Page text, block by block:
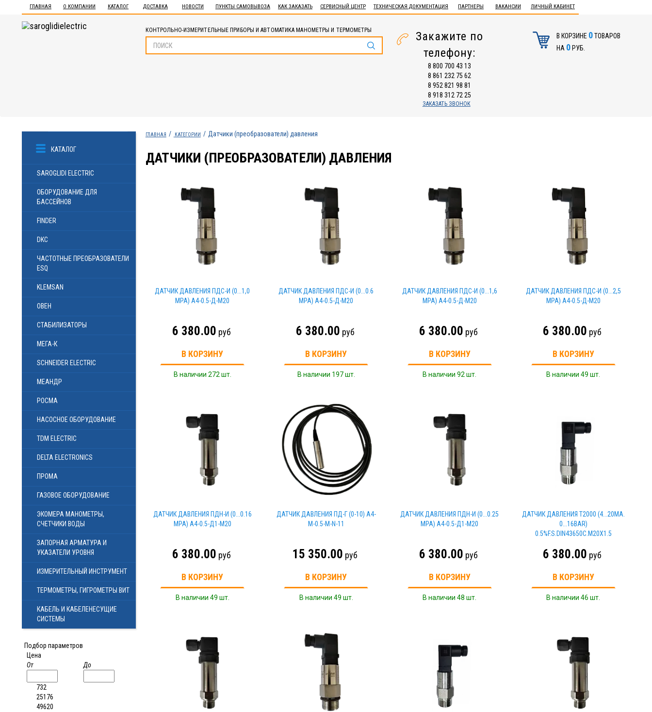
ГЛАВНАЯ О КОМПАНИИ КАТАЛОГ ДОСТАВКА НОВОСТИ ПУНКТЫ САМОВЫВОЗА КАК ЗАКАЗАТЬ СЕРВИСНЫЙ ЦЕНТР ТЕХНИЧЕСКАЯ ДОКУМЕНТАЦИЯ ПАРТНЕРЫ ВАКАНСИИ ЛИЧНЫЙ КАБИНЕТ
КОНТРОЛЬНО-ИЗМЕРИТЕЛЬНЫЕ ПРИБОРЫ И АВТОМАТИКА МАНОМЕТРЫ И ТЕРМОМЕТРЫ
Закажите по
телефону:
8 800 700 43 13
8 861 232 75 62
8 952 821 98 81
8 918 312 72 25
ЗАКАЗАТЬ ЗВОНОК
В КОРЗИНЕ 0ТОВАРОВ
НА 0РУБ.
КАТАЛОГ
SAROGLIDI ELECTRIC
ОБОРУДОВАНИЕ ДЛЯ
БАССЕЙНОВ
FINDER
DKC
ЧАСТОТНЫЕ ПРЕОБРАЗОВАТЕЛИ
ESQ
KLEMSAN
ОВЕН
СТАБИЛИЗАТОРЫ
МЕГА-К
SCHNEIDER ELECTRIC
МЕАНДР
РОСМА
НАСОСНОЕ ОБОРУДОВАНИЕ
TDM ELECTRIC
DELTA ELECTRONICS
ПРОМА
ГАЗОВОЕ ОБОРУДОВАНИЕ
ЭКОМЕРА МАНОМЕТРЫ,
СЧЕТЧИКИ ВОДЫ
ЗАПОРНАЯ АРМАТУРА И
УКАЗАТЕЛИ УРОВНЯ
ИЗМЕРИТЕЛЬНЫЙ ИНСТРУМЕНТ
ТЕРМОМЕТРЫ, ГИГРОМЕТРЫ ВИТ
КАБЕЛЬ И КАБЕЛЕНЕСУЩИЕ
СИСТЕМЫ
Подбор параметров
Цена
От
До
732
25176
49620
ГЛАВНАЯ КАТЕГОРИИ Датчики (преобразователи) давления
ДАТЧИКИ (ПРЕОБРАЗОВАТЕЛИ) ДАВЛЕНИЯ
ДАТЧИК ДАВЛЕНИЯ ПДС-И (0...1,0
MPA) A4-0.5-Д-M20
6 380.00 руб
В КОРЗИНУ
В наличии 272 шт.
ДАТЧИК ДАВЛЕНИЯ ПДС-И (0...0.6
MPA) A4-0.5-Д-M20
6 380.00 руб
В КОРЗИНУ
В наличии 197 шт.
ДАТЧИК ДАВЛЕНИЯ ПДС-И (0...1,6
MPA) A4-0.5-Д-M20
6 380.00 руб
В КОРЗИНУ
В наличии 92 шт.
ДАТЧИК ДАВЛЕНИЯ ПДС-И (0...2,5
MPA) A4-0.5-Д-M20
6 380.00 руб
В КОРЗИНУ
В наличии 49 шт.
ДАТЧИК ДАВЛЕНИЯ ПДН-И (0...0.16
MPA) A4-0.5-Д1-M20
6 380.00 руб
В КОРЗИНУ
В наличии 49 шт.
ДАТЧИК ДАВЛЕНИЯ ПД-Г (0-10) A4-
M-0.5-M-N-11
15 350.00 руб
В КОРЗИНУ
В наличии 49 шт.
ДАТЧИК ДАВЛЕНИЯ ПДН-И (0...0.25
MPA) A4-0.5-Д1-M20
6 380.00 руб
В КОРЗИНУ
В наличии 48 шт.
ДАТЧИК ДАВЛЕНИЯ Т2000 (4...20MA.
0...16BAR)
0.5%F.S.DIN43650C.M20X1.5
6 380.00 руб
В КОРЗИНУ
В наличии 46 шт.